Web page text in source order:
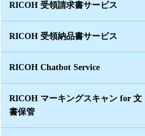
RICOH 受領請求書サービス
RICOH 受領納品書サービス
RICOH Chatbot Service
RICOH マーキングスキャン for 文
書保管